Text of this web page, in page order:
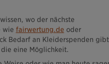
wo der nächste
wie fairwertung.de oder
Bedarf an Kleiderspenden
die eine Möglichkeit.